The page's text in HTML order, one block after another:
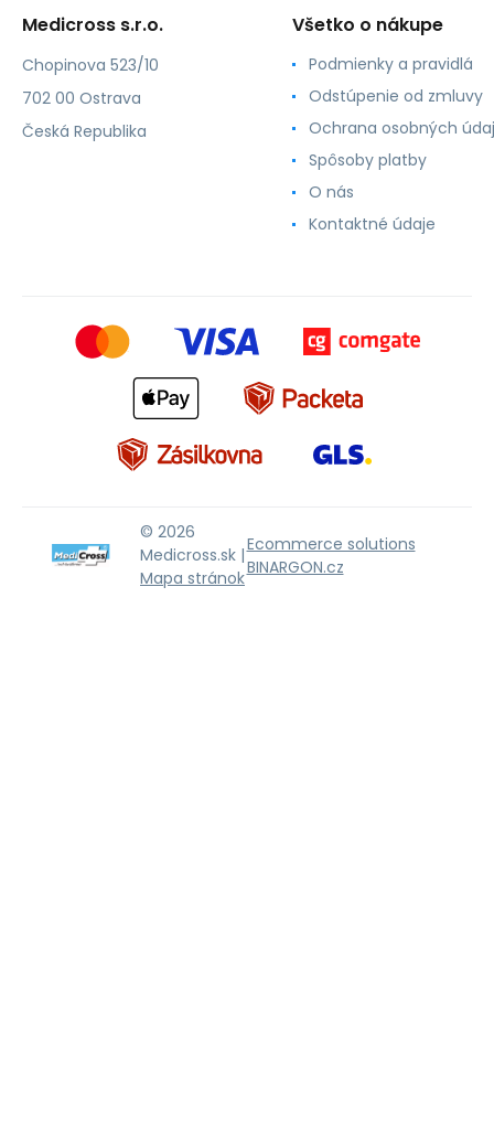
Medicross s.r.o.
Chopinova 523/10
702 00 Ostrava
Česká Republika
Všetko o nákupe
Podmienky a pravidlá
Odstúpenie od zmluvy
Ochrana osobných
Spôsoby platby
O nás
Kontaktné údaje
© 2026
Medicross.sk |
Mapa stránok
Ecommerce solutions
BINARGON.cz